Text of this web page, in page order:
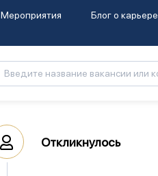
Мероприятия Блог о карьере
Откликнулось